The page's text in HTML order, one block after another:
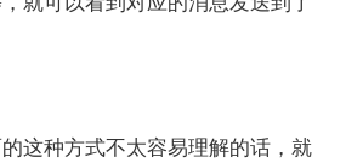
这种方式不太容易理解的话，就